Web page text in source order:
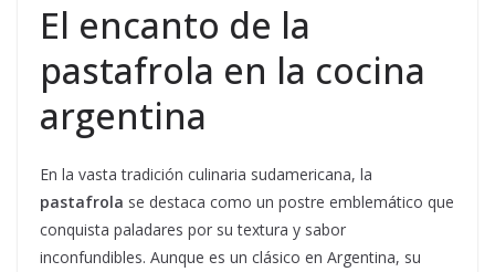
El encanto de la
pastafrola en la cocina
argentina
En la vasta tradición culinaria sudamericana, la
pastafrola se destaca como un postre emblemático que
conquista paladares por su textura y sabor
inconfundibles. Aunque es un clásico en Argentina, su